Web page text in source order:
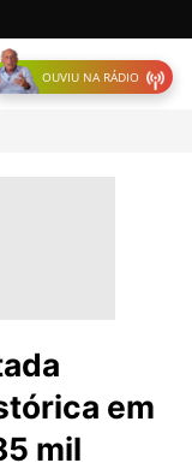
OUVIU NA RÁDIO
em
mil